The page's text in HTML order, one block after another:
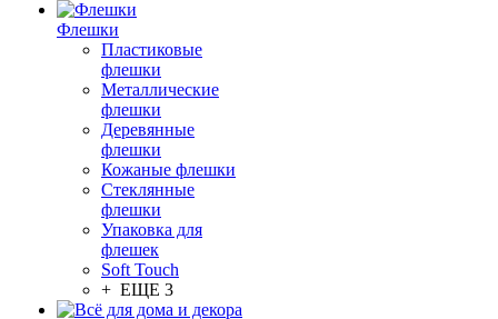
Флешки
Пластиковые
флешки
Металлические
флешки
Деревянные
флешки
Кожаные флешки
Стеклянные
флешки
Упаковка для
флешек
Soft Touch
+ ЕЩЕ 3